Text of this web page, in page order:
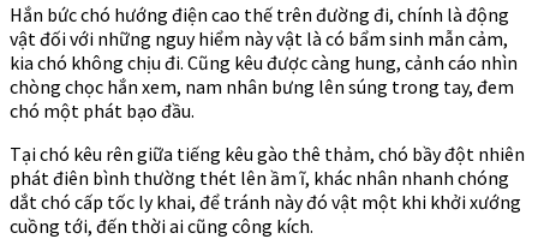
Hắn bức chó hướng điện cao thế trên đường đi, chính là động
vật đối với những nguy hiểm này vật là có bẩm sinh mẫn cảm,
kia chó không chịu đi. Cũng kêu được càng hung, cảnh cáo nhìn
chòng chọc hắn xem, nam nhân bưng lên súng trong tay, đem
chó một phát bạo đầu.
Tại chó kêu rên giữa tiếng kêu gào thê thảm, chó bầy đột nhiên
phát điên bình thường thét lên ầm ĩ, khác nhân nhanh chóng
dắt chó cấp tốc ly khai, để tránh này đó vật một khi khởi xướng
cuồng tới, đến thời ai cũng công kích.